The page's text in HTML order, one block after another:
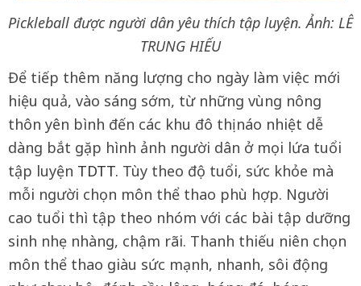
Pickleball được người dân yêu thích tập luyện. Ảnh: LÊ
TRUNG HIẾU
Để tiếp thêm năng lượng cho ngày làm việc mới
hiệu quả, vào sáng sớm, từ những vùng nông
thôn yên bình đến các khu đô thị náo nhiệt dễ
dàng bắt gặp hình ảnh người dân ở mọi lứa tuổi
tập luyện TDTT. Tùy theo độ tuổi, sức khỏe mà
mỗi người chọn môn thể thao phù hợp. Người
cao tuổi thì tập theo nhóm với các bài tập dưỡng
sinh nhẹ nhàng, chậm rãi. Thanh thiếu niên chọn
môn thể thao giàu sức mạnh, nhanh, sôi động